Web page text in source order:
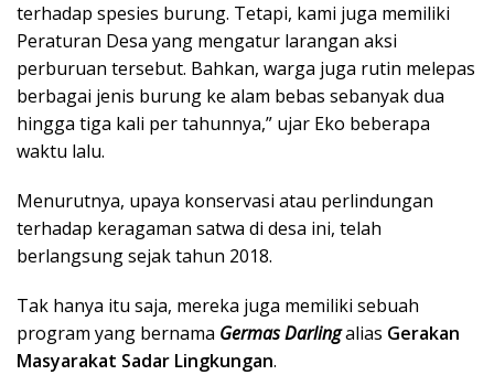
terhadap spesies burung. Tetapi, kami juga memiliki
Peraturan Desa yang mengatur larangan aksi
perburuan tersebut. Bahkan, warga juga rutin melepas
berbagai jenis burung ke alam bebas sebanyak dua
hingga tiga kali per tahunnya,” ujar Eko beberapa
waktu lalu.
Menurutnya, upaya konservasi atau perlindungan
terhadap keragaman satwa di desa ini, telah
berlangsung sejak tahun 2018.
Tak hanya itu saja, mereka juga memiliki sebuah
program yang bernama Germas Darlingalias Gerakan
Masyarakat Sadar Lingkungan.